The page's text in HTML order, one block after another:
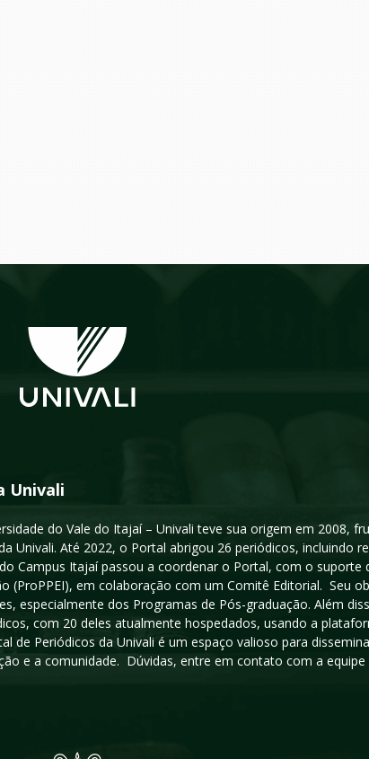
Univali
do Vale do Itajaí – Univali teve sua origem em 2008,
Univali. Até 2022, o Portal abrigou 26 periódicos, incluindo
Campus Itajaí passou a coordenar o Portal, com o suporte
(ProPPEI), em colaboração com um Comitê Editorial. Seu
especialmente dos Programas de Pós-graduação. Além
com 20 deles atualmente hospedados, usando a
de Periódicos da Univali é um espaço valioso para
e a comunidade. Dúvidas, entre em contato com a